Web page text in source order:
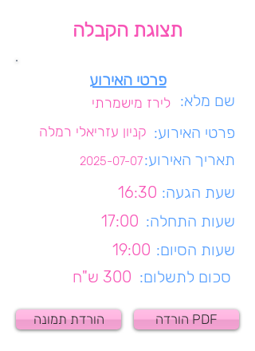
תצוגת הקבלה
פרטי האירוע
לירז מישמרתי שם מלא:
קניון עזריאלי רמלה פרטי האירוע:
2025-07-07תאריך האירוע:
16:30 שעת הגעה:
17:00 שעות התחלה:
19:00 שעות הסיום:
300 ש"ח סכום לתשלום:
הורדת תמונה הורדה PDF